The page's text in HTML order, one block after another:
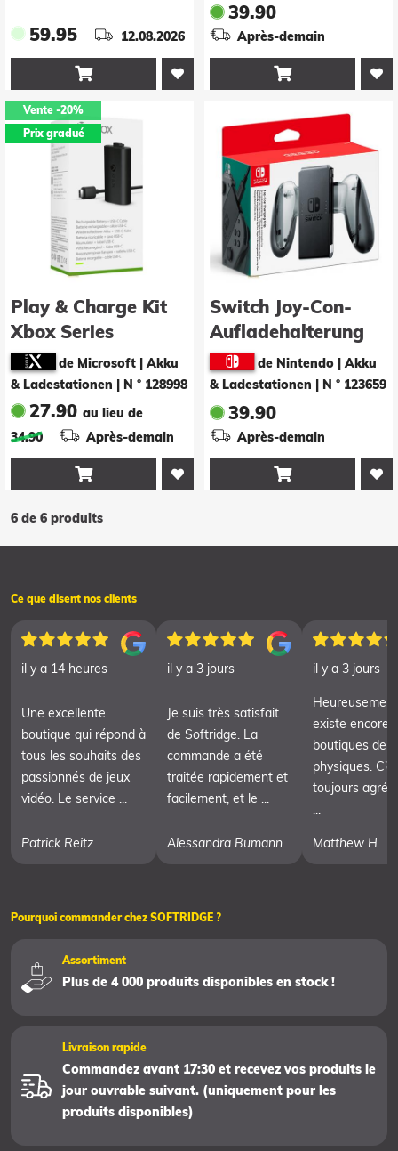
59.95 12.08.2026

39.90
Après-demain

Vente -20%
Prix gradué
Play & Charge Kit
Xbox Series
de Microsoft | Akku
& Ladestationen
N ° 128998
27.90 au lieu de
34.90
Après-demain

Switch Joy-Con-
Aufladehalterung
de Nintendo | Akku
& Ladestationen
N ° 123659
39.90
Après-demain

6 de 6 produits
Ce que disent nos clients
il y a 14 heures
Une excellente
boutique qui répond à
tous les souhaits des
passionnés de jeux
vidéo. Le service ...
Patrick Reitz
il y a 3 jours
Je suis très satisfait
de Softridge. La
commande a été
traitée rapidement et
facilement, et le ...
Alessandra Bumann
il y a 3 jours
existe encore
boutiques de
physiques.
toujours
...
Matthew H.
Pourquoi commander chez SOFTRIDGE ?
Assortiment
Plus de 4 000 produits disponibles en stock !
Livraison rapide
Commandez avant 17:30 et recevez vos produits le
jour ouvrable suivant. (uniquement pour les
produits disponibles)